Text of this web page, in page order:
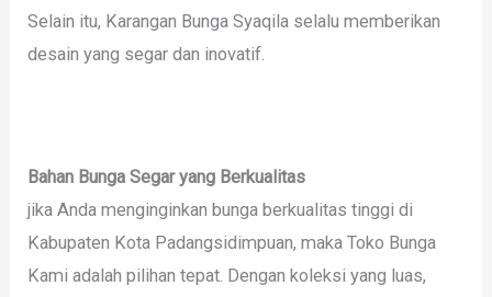
Selain itu, Karangan Bunga Syaqila selalu memberikan
desain yang segar dan inovatif.
Bahan Bunga Segar yang Berkualitas
jika Anda menginginkan bunga berkualitas tinggi di
Kabupaten Kota Padangsidimpuan, maka Toko Bunga
Kami adalah pilihan tepat. Dengan koleksi yang luas,